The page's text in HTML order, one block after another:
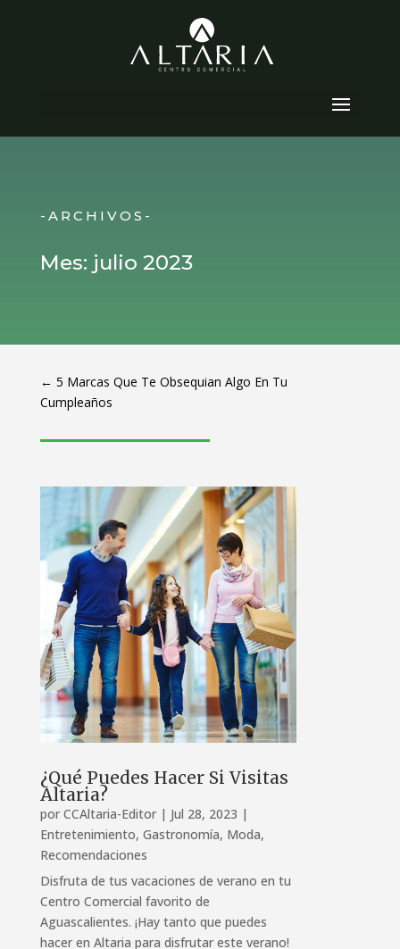
-ARCHIVOS-
Mes: julio 2023
← 5 Marcas Que Te Obsequian Algo En Tu
Cumpleaños
¿Qué Puedes Hacer Si Visitas
Altaria?
por CCAltaria-Editor| Jul 28, 2023 |
Entretenimiento, Gastronomía, Moda,
Recomendaciones
Disfruta de tus vacaciones de verano en tu
Centro Comercial favorito de
Aguascalientes. ¡Hay tanto que puedes
hacer en Altaria para disfrutar este verano!